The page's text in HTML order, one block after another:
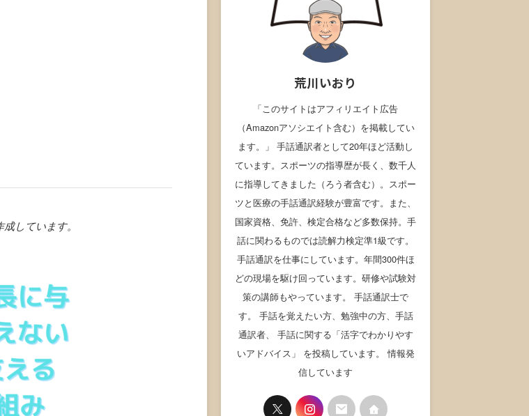
しています。
荒川いおり
「このサイトはアフィリエイト広告
（Amazonアソシエイト含む）を掲載してい
ます。」 手話通訳者として20年ほど活動し
ています。スポーツの指導歴が長く、数千人
に指導してきました（ろう者含む）。スポー
ツと医療の手話通訳経験が豊富です。また、
国家資格、免許、検定合格など多数保持。手
話に関わるものでは読解力検定準1級です。
手話通訳を仕事にしています。年間300件ほ
どの現場を駆け回っています。研修や試験対
策の講師もやっています。 手話通訳士で
す。 手話を覚えたい方、勉強中の方、手話
通訳者、 手話に関する「活字でわかりやす
いアドバイス」 を投稿しています。 情報発
信しています